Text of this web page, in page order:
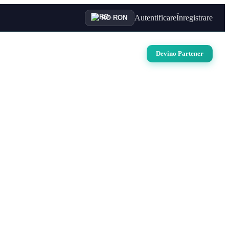
RO· RON AutentificareÎnregistrare
Devino Partener